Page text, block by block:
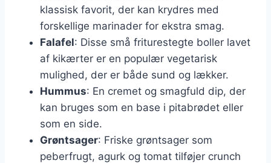
klassisk favorit, der kan krydres med
forskellige marinader for ekstra smag.
Falafel: Disse små friturestegte boller lavet
af kikærter er en populær vegetarisk
mulighed, der er både sund og lækker.
Hummus: En cremet og smagfuld dip, der
kan bruges som en base i pitabrødet eller
som en side.
Grøntsager: Friske grøntsager som
peberfrugt, agurk og tomat tilføjer crunch